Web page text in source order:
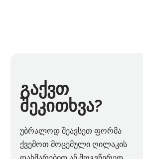
გაქვთ
შეკითხვა?
უბრალოდ შეავსეთ ფორმა
ქვემოთ მოცემული ღილაკის